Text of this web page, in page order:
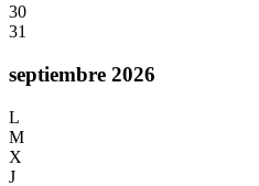
30
31
septiembre 2026
L
M
X
J